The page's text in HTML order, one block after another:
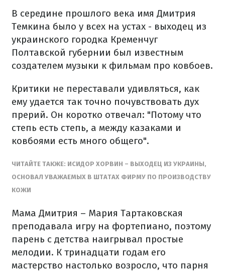
В середине прошлого века имя Дмитрия
Темкина было у всех на устах - выходец из
украинского городка Кременчуг
Полтавской губернии был известным
создателем музыки к фильмам про ковбоев.
Критики не переставали удивляться, как
ему удается так точно почувствовать дух
прерий. Он коротко отвечал: "Потому что
степь есть степь, а между казаками и
ковбоями есть много общего".
ЧИТАЙТЕ ТАКЖЕ: ИСИДОР ХОРВИН – ВЫХОДЕЦ ИЗ УКРАИНЫ,
ОСНОВАЛ УВАЖАЕМЫХ В ШТАТАХ ФИРМУ ПО ПРОИЗВОДСТВУ
КОЖИ
Мама Дмитрия – Мария Тартаковская
преподавала игру на фортепиано, поэтому
парень с детства наигрывал простые
мелодии. К тринадцати годам его
мастерство настолько возросло, что парня